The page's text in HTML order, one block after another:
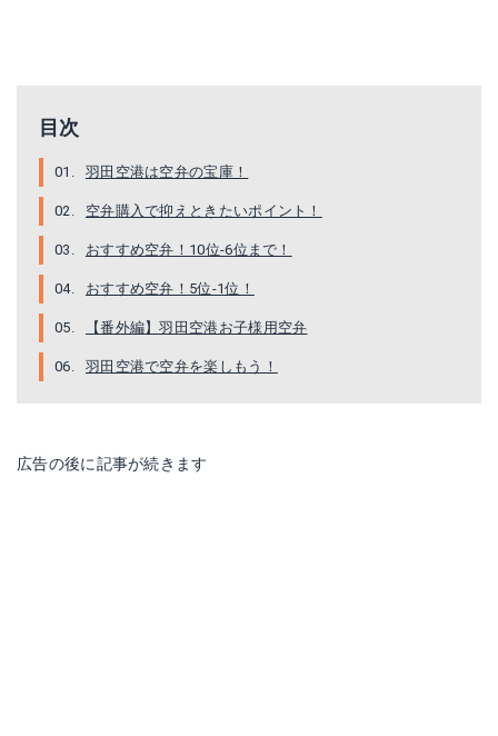
目次
羽田空港は空弁の宝庫！
空弁購入で抑えときたいポイント！
おすすめ空弁！10位‐6位まで！
おすすめ空弁！5位‐1位！
【番外編】羽田空港お子様用空弁
羽田空港で空弁を楽しもう！
広告の後に記事が続きます